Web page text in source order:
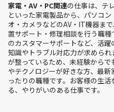
家電・AV・PC関連の仕事は、テ
といった家電製品から、パソコ
オ・カメラなどのAV・IT機器ま
置サポート・修理相談を行う職
のカスタマーサポートなど、活
知識やトラブル対応力が求めら
が整っているため、未経験から
やテクノロジーが好きな方、最
ったりの職種です。お客様の生
る、やりがいのある仕事です。